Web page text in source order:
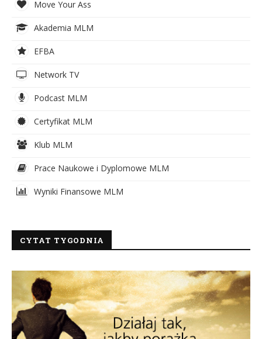
Move Your Ass
Akademia MLM
EFBA
Network TV
Podcast MLM
Certyfikat MLM
Klub MLM
Prace Naukowe i Dyplomowe MLM
Wyniki Finansowe MLM
CYTAT TYGODNIA